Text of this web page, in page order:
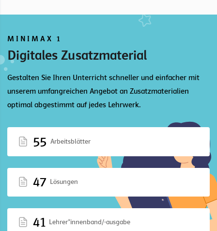
MINIMAX 1
Digitales Zusatzmaterial
Gestalten Sie Ihren Unterricht schneller und einfacher mit
unserem umfangreichen Angebot an Zusatzmaterialien
optimal abgestimmt auf jedes Lehrwerk.
55 Arbeitsblätter
47 Lösungen
41 Lehrer*innenband/-ausgabe